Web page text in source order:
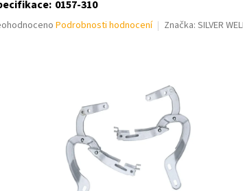
: 0157-310
Podrobnosti hodnocení Značka: SILVER